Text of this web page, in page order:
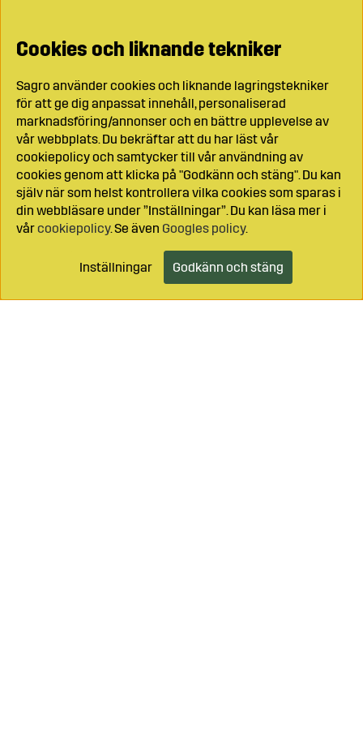
Lägg i kundvagnen
Cookies och liknande tekniker
Sagro använder cookies och liknande lagringstekniker
för att ge dig anpassat innehåll, personaliserad
marknadsföring/annonser och en bättre upplevelse av
vår webbplats. Du bekräftar att du har läst vår
cookiepolicy och samtycker till vår användning av
cookies genom att klicka på "Godkänn och stäng". Du kan
själv när som helst kontrollera vilka cookies som sparas i
din webbläsare under ”Inställningar”. Du kan läsa mer i
vårcookiepolicy. Se även Googles policy.
Inställningar Godkänn och stäng